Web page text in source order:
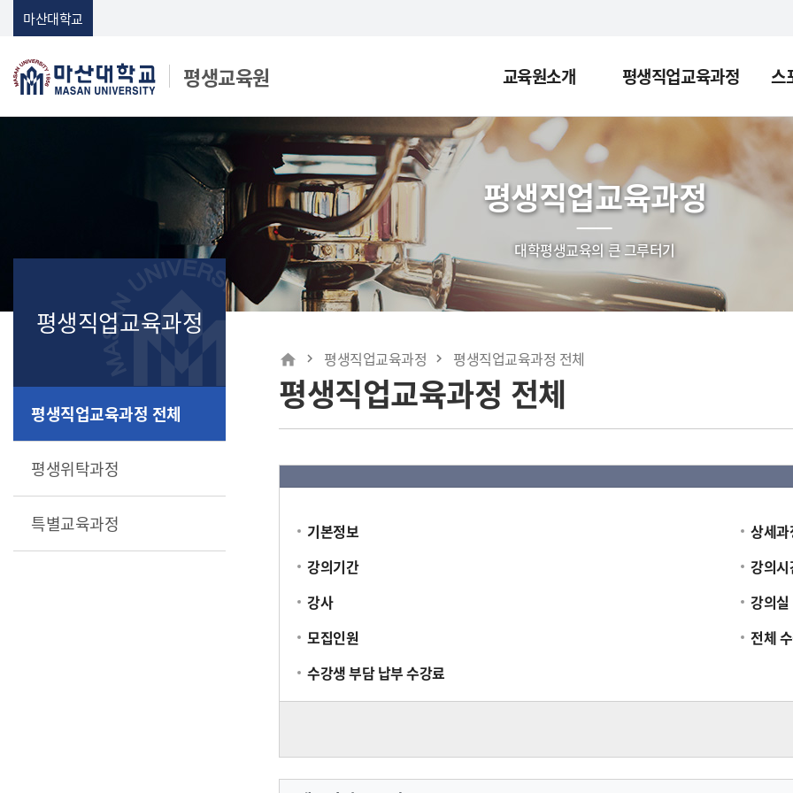
Skip Menu
마산대학교
마산대학교 평생교육원 교육원소개 평생직업교육과정 스
평생직업교육과정
대학평생교육의 큰 그루터기
평생직업교육과정
평생직업교육과정 전체
평생위탁과정
특별교육과정
home 메인 평생직업교육과정 평생직업교육과정 전체
평생직업교육과정 전체
기본정보
상세과
강의기간
강의시
강사
강의실
모집인원
전체
수강생 부담 납부 수강료